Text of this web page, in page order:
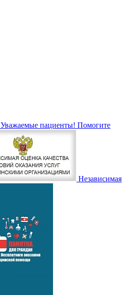
Уважаемые пациенты! Помогите
Независимая